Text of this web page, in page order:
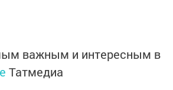
важным и интересным в
Татмедиа